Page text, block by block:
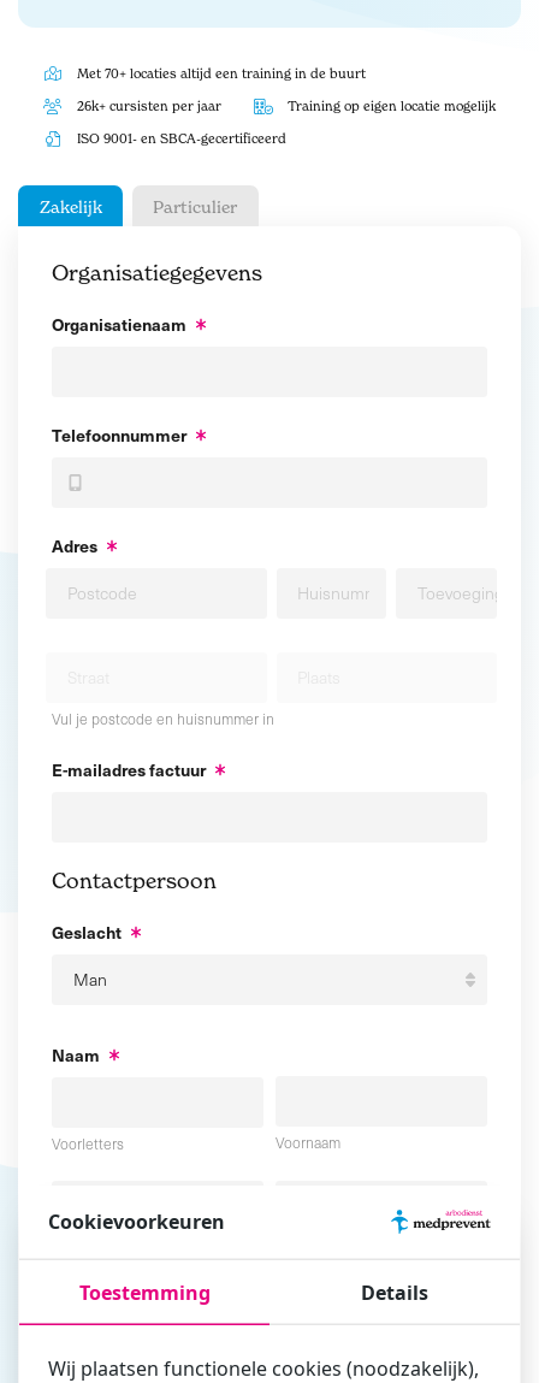
Met 70+ locaties altijd een training in de buurt
26k+ cursisten per jaar Training op eigen locatie mogelijk
ISO 9001- en SBCA-gecertificeerd
Zakelijk Particulier
Organisatiegegevens
Organisatienaam
Telefoonnummer
Adres
Vul je postcode en huisnummer in
E-mailadres factuur
Contactpersoon
Geslacht
Naam
Voorletters Voornaam
Cookievoorkeuren
Toestemming Details
Wij plaatsen functionele cookies (noodzakelijk),